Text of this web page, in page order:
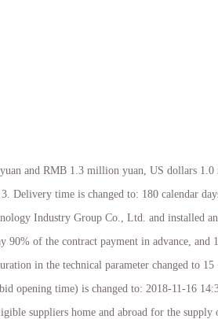
and RMB 1.3 million yuan, US dollars
Delivery time is changed to: 180 calendar
Industry Group Co., Ltd. and installed
90% of the contract payment in advance, and
in the technical parameter changed to
opening time) is changed to: 2018-11-16
suppliers home and abroad for the